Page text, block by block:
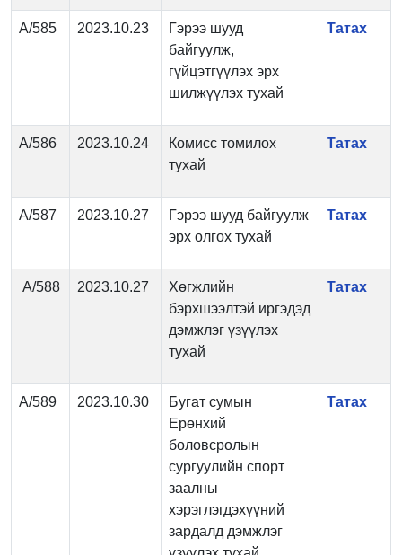
А/585 2023.10.23
Гэрээ шууд
байгуулж,
гүйцэтгүүлэх эрх
шилжүүлэх тухай
Татах
А/586 2023.10.24
Комисс томилох
тухай
Татах
А/587 2023.10.27
Гэрээ шууд байгуулж
эрх олгох тухай
Татах
А/588 2023.10.27
Хөгжлийн
бэрхшээлтэй иргэдэд
дэмжлэг үзүүлэх
тухай
Татах
А/589 2023.10.30
Бугат сумын
Ерөнхий
боловсролын
сургуулийн спорт
заалны
хэрэглэгдэхүүний
зардалд дэмжлэг
Татах